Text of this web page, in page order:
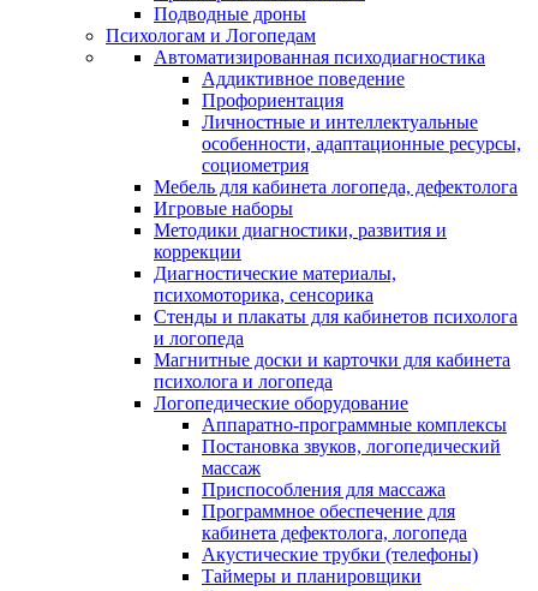
Подводные дроны
Психологам и Логопедам
Автоматизированная психодиагностика
Аддиктивное поведение
Профориентация
Личностные и интеллектуальные
особенности, адаптационные ресурсы,
социометрия
Мебель для кабинета логопеда, дефектолога
Игровые наборы
Методики диагностики, развития и
коррекции
Диагностические материалы,
психомоторика, сенсорика
Стенды и плакаты для кабинетов психолога
и логопеда
Магнитные доски и карточки для кабинета
психолога и логопеда
Логопедические оборудование
Аппаратно-программные комплексы
Постановка звуков, логопедический
массаж
Приспособления для массажа
Программное обеспечение для
кабинета дефектолога, логопеда
Акустические трубки (телефоны)
Таймеры и планировщики